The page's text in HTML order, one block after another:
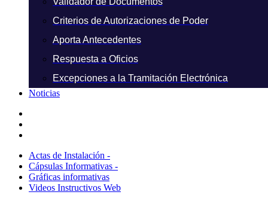
Criterios de Autorizaciones de Poder
Aporta Antecedentes
Respuesta a Oficios
Excepciones a la Tramitación Electrónica
Noticias
Actas de Instalación -
Cápsulas Informativas -
Gráficas informativas
Videos Instructivos Web